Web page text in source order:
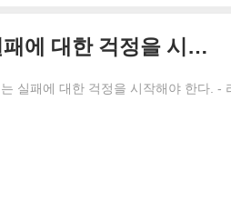
뭔가 이루었다고 생각한 바로 그날, 우리는 실패에 대한 걱정을 시작해야 한다.
실패에 대한 걱정을 시작해야 한다. -